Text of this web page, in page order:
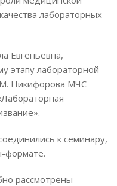
лабораторных
Евгеньевна,
этапу лабораторной
Никифорова МЧС
к семинару,
формате.
рассмотрены